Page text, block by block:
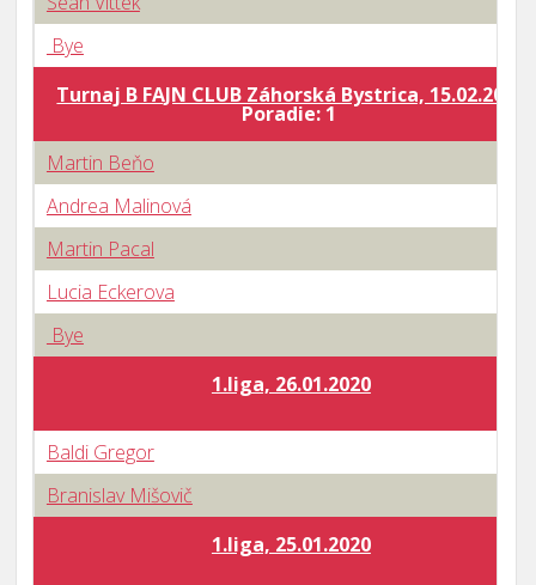
Bye
Turnaj B FAJN CLUB Záhorská Bystrica, 15.02.2020
Poradie: 1
Martin Beňo
Andrea Malinová
Martin Pacal
Lucia Eckerova
Bye
1.liga, 26.01.2020
Baldi Gregor
Branislav Mišovič
1.liga, 25.01.2020